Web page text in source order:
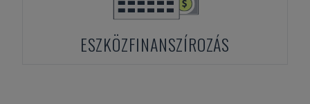
ESZKÖZFINANSZÍROZÁS